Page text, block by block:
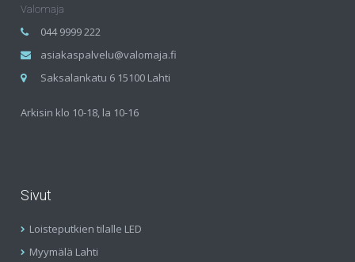
Valomaja
044 9999 222
asiakaspalvelu@valomaja.fi
Saksalankatu 6 15100 Lahti
Arkisin klo 10-18, la 10-16
Sivut
Loisteputkien tilalle LED
Myymälä Lahti